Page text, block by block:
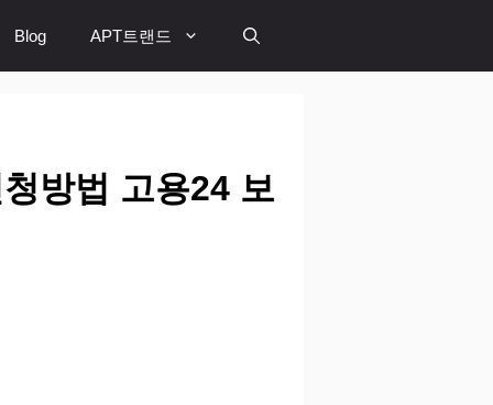
Blog APT트랜드
방법 고용24 보